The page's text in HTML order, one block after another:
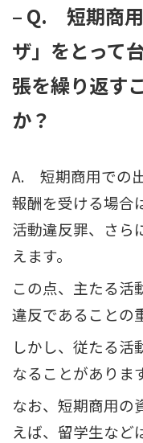
– Q. 短期商
ザ」をとって
張を繰り返す
か？
A. 短期商用での
報酬を受ける場合
活動違反罪、さら
えます。
この点、主たる活
違反であることの
しかし、従たる活
なることがありま
なお、短期商用の
えば、留学生など